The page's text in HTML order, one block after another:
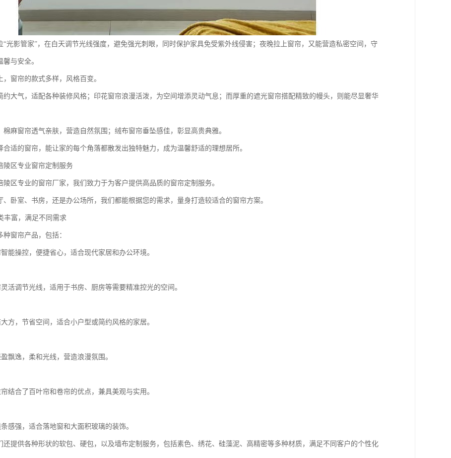
“光影管家”，在白天调节光线强度，避免强光刺眼，同时保护家具免受紫外线侵害；夜晚拉上窗帘，又能营造私密空间，守
与安全。
，窗帘的款式多样，风格百变。
约大气，适配各种装修风格；印花窗帘浪漫活泼，为空间增添灵动气息；而厚重的遮光窗帘搭配精致的幔头，则能尽显奢华
棉麻窗帘透气亲肤，营造自然氛围；绒布窗帘垂坠感佳，彰显高贵典雅。
合适的窗帘，能让家的每个角落都散发出独特魅力，成为温馨舒适的理想居所。
陵区专业窗帘定制服务
陵区专业的窗帘厂家，我们致力于为客户提供高品质的窗帘定制服务。
、卧室、书房，还是办公场所，我们都能根据您的需求，量身打造较适合的窗帘方案。
丰富，满足不同需求
种窗帘产品，包括：
能操控，便捷省心，适合现代家居和办公环境。
活调节光线，适用于书房、厨房等需要精准控光的空间。
方，节省空间，适合小户型或简约风格的家居。
飘逸，柔和光线，营造浪漫氛围。
结合了百叶帘和卷帘的优点，兼具美观与实用。
感强，适合落地窗和大面积玻璃的装饰。
还提供各种形状的软包、硬包，以及墙布定制服务，包括素色、绣花、硅藻泥、高精密等多种材质，满足不同客户的个性化